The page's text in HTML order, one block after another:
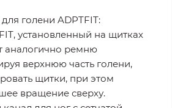
голени ADPTFIT:
установленный на щитках
аналогично ремню
верхнюю часть голени,
щитки, при этом
вращение сверху.